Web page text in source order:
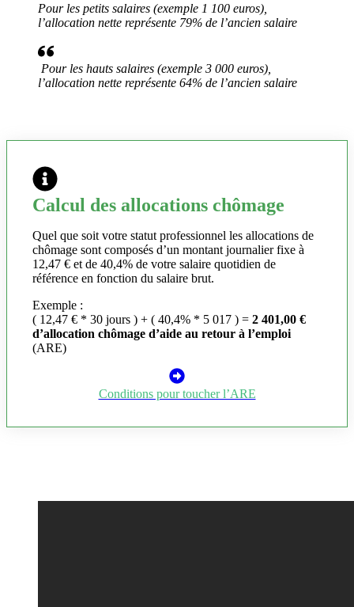
Pour les petits salaires (exemple 1 100 euros),
l’allocation nette représente 79% de l’ancien salaire
Pour les hauts salaires (exemple 3 000 euros),
l’allocation nette représente 64% de l’ancien salaire
Calcul des allocations chômage
Quel que soit votre statut professionnel les allocations de
chômage sont composés d’un montant journalier fixe à
12,47 € et de 40,4% de votre salaire quotidien de
référence en fonction du salaire brut.
Exemple :
( 12,47 € * 30 jours ) + ( 40,4% * 5 017 ) = 2 401,00 €
d’allocation chômage d’aide au retour à l’emploi
(ARE)
Conditions pour toucher l’ARE